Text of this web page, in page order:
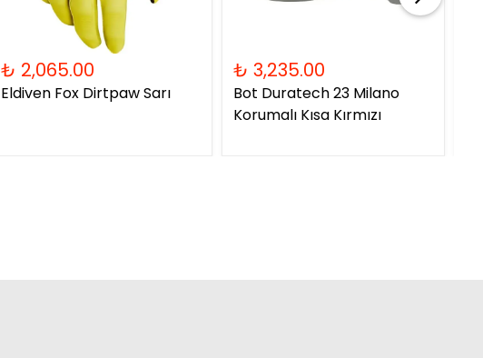
₺ 2,065.00
Eldiven Fox Dirtpaw Sarı
₺ 3,235.00
Bot Duratech 23 Milano
Korumalı Kısa Kırmızı